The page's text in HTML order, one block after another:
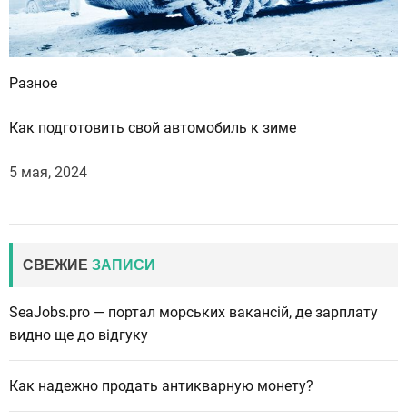
Разное
Как подготовить свой автомобиль к зиме
5 мая, 2024
СВЕЖИЕ ЗАПИСИ
SeaJobs.pro — портал морських вакансій, де зарплату
видно ще до відгуку
Как надежно продать антикварную монету?